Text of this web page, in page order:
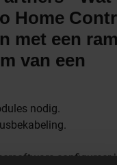
Home
met een
van een
nodig.
configureer